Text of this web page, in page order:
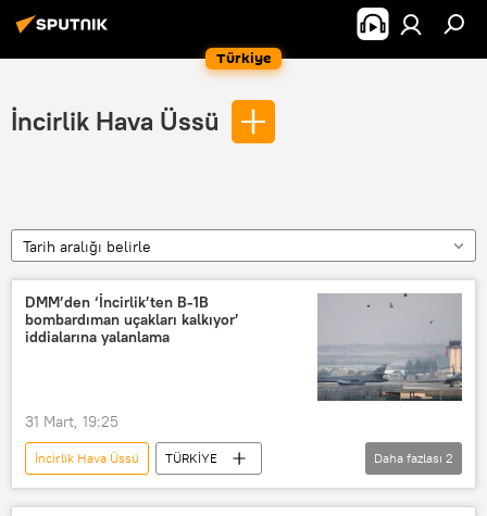
Türkiye
İncirlik Hava Üssü
Tarih aralığı belirle
DMM’den ‘İncirlik’ten B-1B
bombardıman uçakları kalkıyor’
iddialarına yalanlama
31 Mart, 19:25
İncirlik Hava Üssü
TÜRKİYE
B-1B Lancer
Haberler
Daha fazlası 2